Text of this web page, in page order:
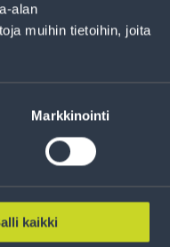
alan
muihin tietoihin, joita
Markkinointi
kaikki
Tavallisen ihmisen
niiden